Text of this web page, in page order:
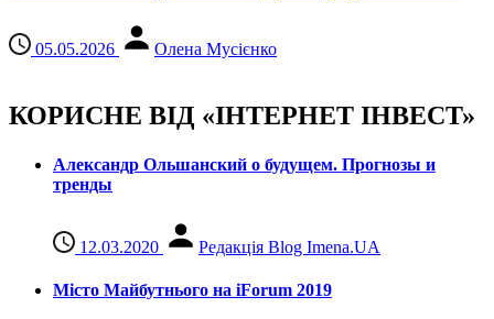
05.05.2026 Олена Мусієнко
КОРИСНЕ ВІД «ІНТЕРНЕТ ІНВЕСТ»
Александр Ольшанский о будущем. Прогнозы и
тренды
12.03.2020 Редакція Blog Imena.UA
Місто Майбутнього на iForum 2019